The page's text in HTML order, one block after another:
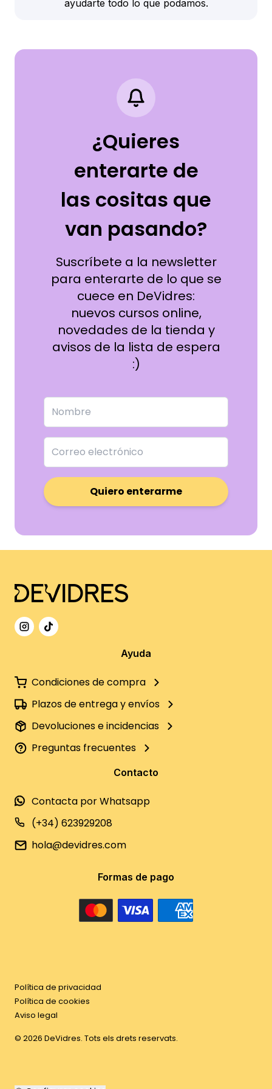
ayudarte todo lo que podamos.
¿Quieres
enterarte de
las cositas que
van pasando?
Suscríbete a la newsletter
para enterarte de lo que se
cuece en DeVidres:
nuevos cursos online,
novedades de la tienda y
avisos de la lista de espera
:)
Quiero enterarme
Ayuda
Condiciones de compra
Plazos de entrega y envíos
Devoluciones e incidencias
Preguntas frecuentes
Contacto
Contacta por Whatsapp
(+34) 623929208
hola@devidres.com
Formas de pago
Política de privacidad
Política de cookies
Aviso legal
© 2026 DeVidres. Tots els drets reservats.